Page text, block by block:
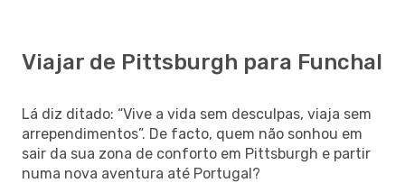
Viajar de Pittsburgh para Funchal
Lá diz ditado: “Vive a vida sem desculpas, viaja sem
arrependimentos”. De facto, quem não sonhou em
sair da sua zona de conforto em Pittsburgh e partir
numa nova aventura até Portugal?